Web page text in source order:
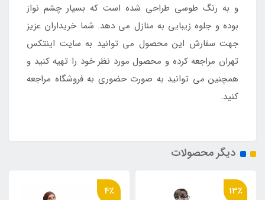
و به رنگ طوسی طراحی شده است که بسیار چشم نواز
بوده و جلوه زیبایی به منازل می دهد. شما خریداران عزیز
جهت سفارش این محصول می توانید به سایت اینتکس
تهران مراجعه کرده و محصول مورد نظر خود را تهیه کنید و
همچنین می توانید به صورت حضوری به فروشگاه مراجعه
کنید.
دیگر محصولات
13٪ 4٪